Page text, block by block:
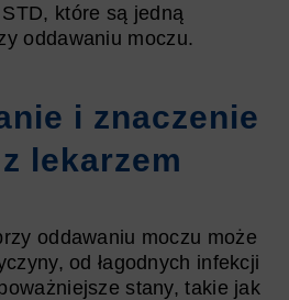
które są jedną
oddawaniu moczu.
i znaczenie
lekarzem
oddawaniu moczu może
od łagodnych infekcji
stany, takie jak